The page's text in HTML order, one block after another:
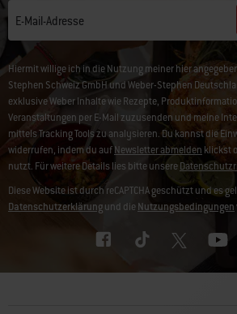
E-Mail-Adresse
Hiermit willige ich in die Nutzung meiner hier
Stephen Schweiz GmbH und Weber-Stephen
exklusive Weber Inhalte wie Rezepte,
Veranstaltungen per E-Mail zuzusenden und meine
mittels Tracking Tools zu analysieren. Du kannst die
widerrufen, indem du aufNewsletter abmelden klickst
nutzt. Für weitere Details lies bitte unsere
Diese Website ist durch reCAPTCHA geschützt und es
Datenschutzerklärungund dieNutzungsbedingungen